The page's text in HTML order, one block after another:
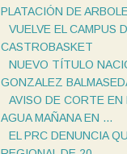
PLATACIÓN DE
VUELVE EL CAMPUS
CASTROBASKET
NUEVO TÍTULO
GONZALEZ
AVISO DE CORTE
AGUA MAÑANA EN ...
EL PRC DENUNCIA